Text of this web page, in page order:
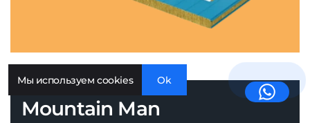
Mountain Man
Мы используем cookies Ok